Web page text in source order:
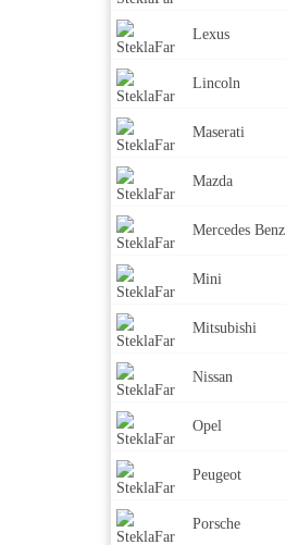
Lexus
Lincoln
Maserati
Mazda
Mercedes Benz
Mini
Mitsubishi
Nissan
Opel
Peugeot
Porsche